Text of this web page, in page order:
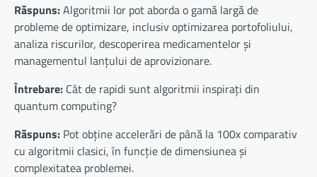
Răspuns:Algoritmii lor pot aborda o gamă largă de
probleme de optimizare, inclusiv optimizarea portofoliului,
analiza riscurilor, descoperirea medicamentelor și
managementul lanțului de aprovizionare.
Întrebare: Cât de rapidi sunt algoritmii inspirați din
quantum computing?
Răspuns: Pot obține accelerări de până la 100x comparativ
cu algoritmii clasici, în funcție de dimensiunea și
complexitatea problemei.